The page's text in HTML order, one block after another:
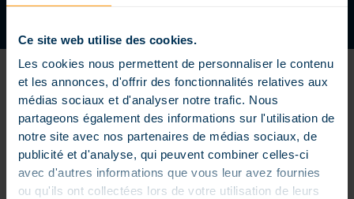
Ce site web utilise des cookies.
Les cookies nous permettent de personnaliser le contenu
et les annonces, d'offrir des fonctionnalités relatives aux
médias sociaux et d'analyser notre trafic. Nous
partageons également des informations sur l'utilisation de
notre site avec nos partenaires de médias sociaux, de
publicité et d'analyse, qui peuvent combiner celles-ci
avec d'autres informations que vous leur avez fournies
ou qu'ils ont collectées lors de votre utilisation de leurs
Piscine enterrée extérieure ou intérieure, piscine petite dimension
ou extra large, formes carrés, rectangles ou arrondies, piscine à
débordement, couloir de nage… nos piscines sont conçues sur
mesure pour répondre à vos envies et vos contraintes, elles sont